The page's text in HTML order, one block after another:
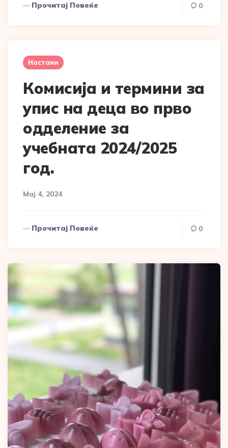
Прочитај Повеќе 0
Настани
Комисија и термини за
упис на деца во прво
одделение за
учебната 2024/2025
год.
Мај 4, 2024
Прочитај Повеќе 0